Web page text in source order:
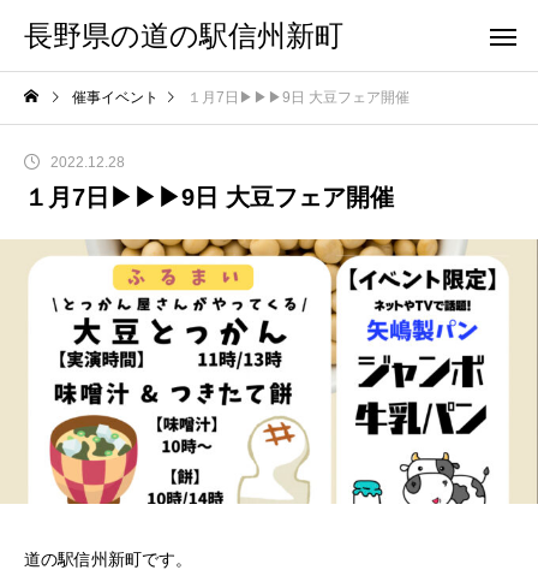
長野県の道の駅信州新町
催事イベント １月7日▶︎▶︎▶︎9日 大豆フェア開催
１月7日▶︎▶︎▶︎9日 大豆フェア開催
2022.12.28
道の駅信州新町です。